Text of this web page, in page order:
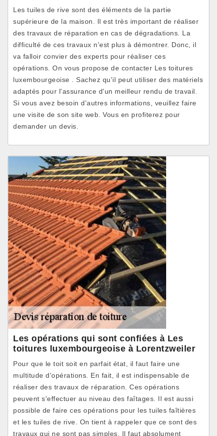
Les tuiles de rive sont des éléments de la partie
supérieure de la maison. Il est très important de réaliser
des travaux de réparation en cas de dégradations. La
difficulté de ces travaux n'est plus à démontrer. Donc, il
va falloir convier des experts pour réaliser ces
opérations. On vous propose de contacter Les toitures
luxembourgeoise . Sachez qu'il peut utiliser des matériels
adaptés pour l'assurance d'un meilleur rendu de travail.
Si vous avez besoin d'autres informations, veuillez faire
une visite de son site web. Vous en profiterez pour
demander un devis.
Les opérations qui sont confiées à Les
toitures luxembourgeoise à Lorentzweiler
Pour que le toit soit en parfait état, il faut faire une
multitude d'opérations. En fait, il est indispensable de
réaliser des travaux de réparation. Ces opérations
peuvent s'effectuer au niveau des faîtages. Il est aussi
possible de faire ces opérations pour les tuiles faîtières
et les tuiles de rive. On tient à rappeler que ce sont des
travaux qui ne sont pas simples. Il faut absolument